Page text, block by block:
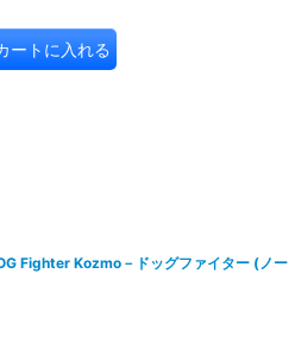
ートに入れる
Fighter Kozmo－ドッグファイター (ノー